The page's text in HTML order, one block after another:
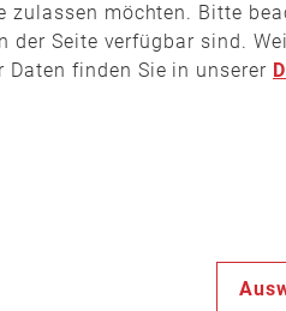
zulassen möchten. Bitte
Seite verfügbar sind.
Daten finden Sie in unserer